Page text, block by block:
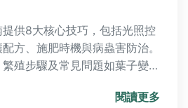
供8大核心技巧，包括光照控
方、施肥時機與病蟲害防治。
殖步驟及常見問題如葉子變黃
艷的花冠，避免爛根或凍傷等
閱讀更多